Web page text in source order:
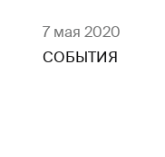
7 мая 2020
СОБЫТИЯ